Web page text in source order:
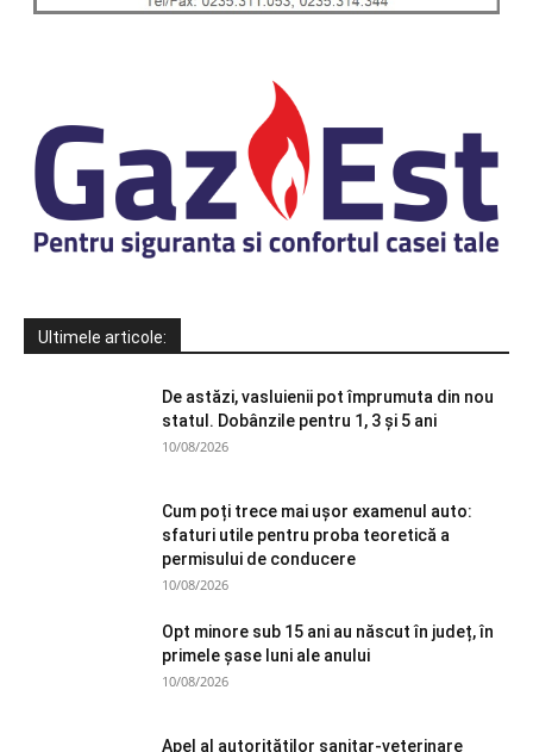
Ultimele articole:
De astăzi, vasluienii pot împrumuta din nou
statul. Dobânzile pentru 1, 3 și 5 ani
10/08/2026
Cum poți trece mai ușor examenul auto:
sfaturi utile pentru proba teoretică a
permisului de conducere
10/08/2026
Opt minore sub 15 ani au născut în județ, în
primele şase luni ale anului
10/08/2026
Apel al autorităților sanitar-veterinare